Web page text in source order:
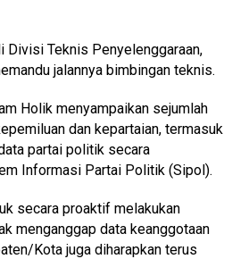
Divisi Teknis Penyelenggaraan,
jalannya bimbingan teknis.
Holik menyampaikan sejumlah
dan kepartaian, termasuk
partai politik secara
Informasi Partai Politik (Sipol).
secara proaktif melakukan
menganggap data keanggotaan
Kota juga diharapkan terus